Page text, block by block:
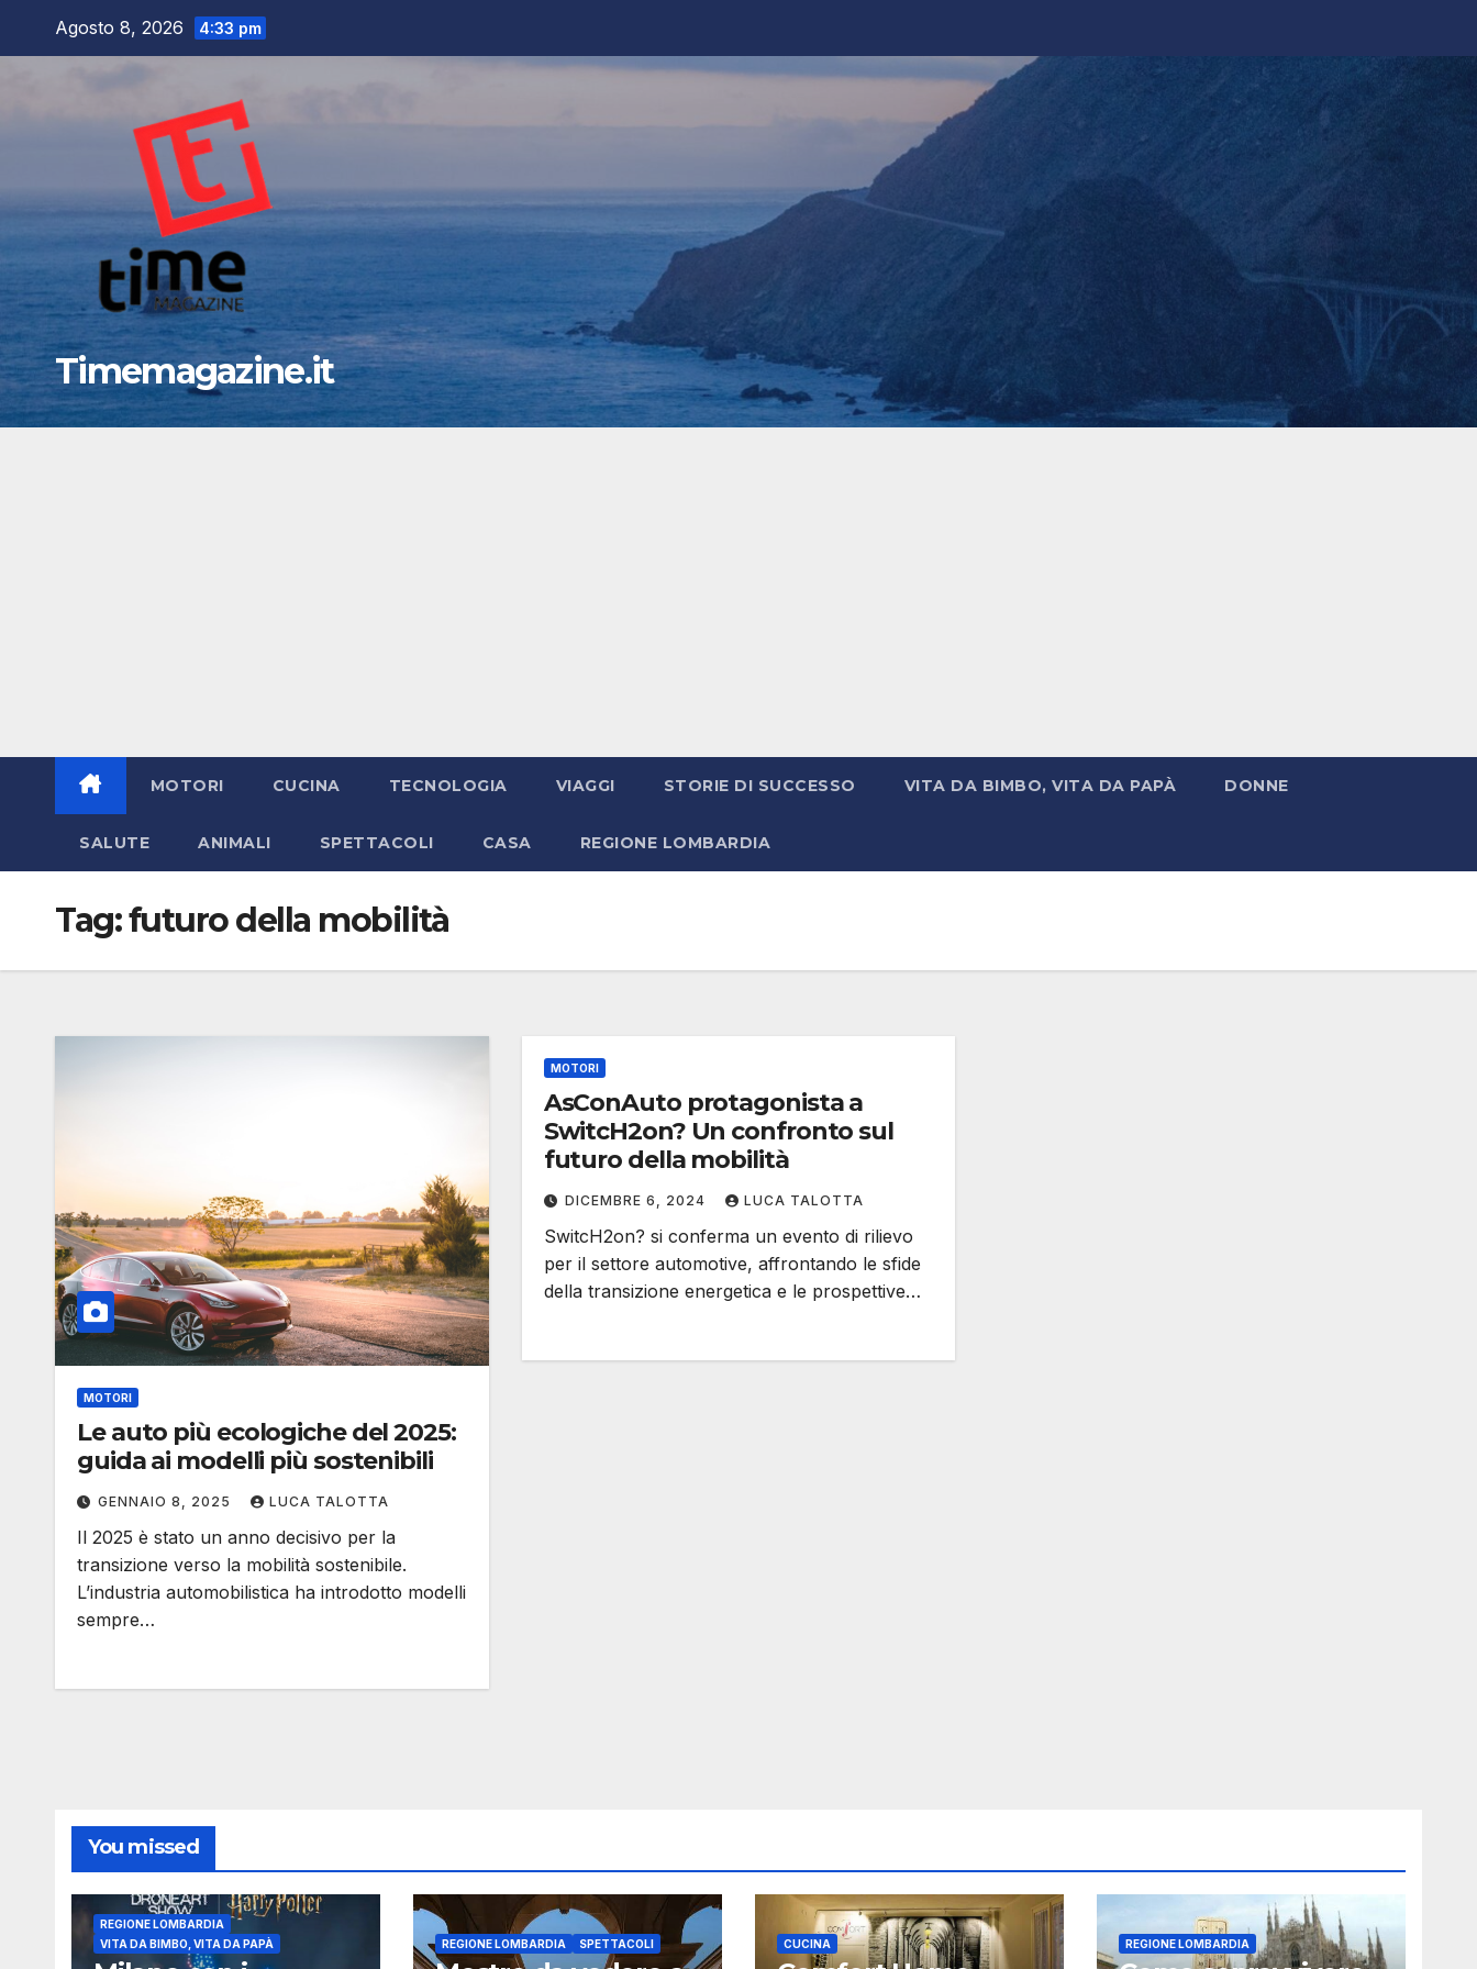
Agosto 8, 2026 4:33 pm
Timemagazine.it
MOTORI CUCINA TECNOLOGIA VIAGGI STORIE DI SUCCESSO VITA DA BIMBO, VITA DA PAPÀ DONNE
SALUTE ANIMALI SPETTACOLI CASA REGIONE LOMBARDIA
Tag:futuro della mobilità
MOTORI
Le auto più ecologiche del 2025:
guida ai modelli più sostenibili
GENNAIO 8, 2025 LUCA TALOTTA
Il 2025 è stato un anno decisivo per la
transizione verso la mobilità sostenibile.
L’industria automobilistica ha introdotto modelli
sempre…
MOTORI
AsConAuto protagonista a
SwitcH2on? Un confronto sul
futuro della mobilità
DICEMBRE 6, 2024 LUCA TALOTTA
SwitcH2on? si conferma un evento di rilievo
per il settore automotive, affrontando le sfide
della transizione energetica e le prospettive…
You missed
REGIONE LOMBARDIA
VITA DA BIMBO, VITA DA PAPÀ
REGIONE LOMBARDIA SPETTACOLI CUCINA REGIONE LOMBARDIA